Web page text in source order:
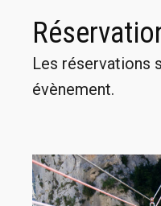
Les réservations
évènement.